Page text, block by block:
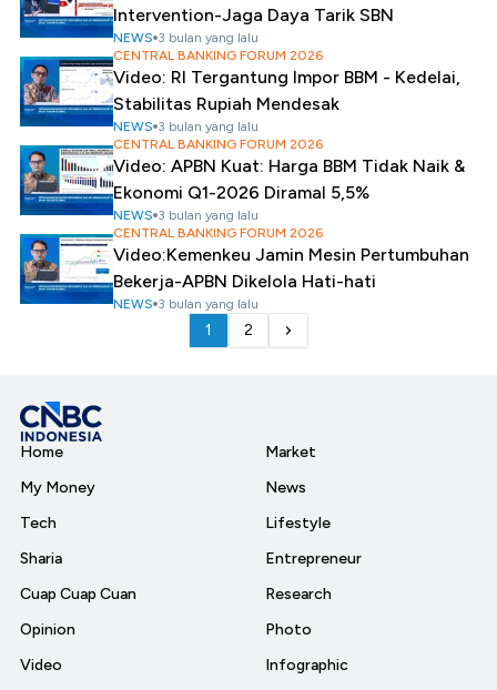
Intervention-Jaga Daya Tarik SBN
NEWS 3 bulan yang lalu
CENTRAL BANKING FORUM 2026
Video: RI Tergantung Impor BBM - Kedelai,
Stabilitas Rupiah Mendesak
NEWS 3 bulan yang lalu
CENTRAL BANKING FORUM 2026
Video: APBN Kuat: Harga BBM Tidak Naik &
Ekonomi Q1-2026 Diramal 5,5%
NEWS 3 bulan yang lalu
CENTRAL BANKING FORUM 2026
Video:Kemenkeu Jamin Mesin Pertumbuhan
Bekerja-APBN Dikelola Hati-hati
NEWS 3 bulan yang lalu
1 2
Home
My Money
Tech
Sharia
Cuap Cuap Cuan
Opinion
Video
Market
News
Lifestyle
Entrepreneur
Research
Photo
Infographic